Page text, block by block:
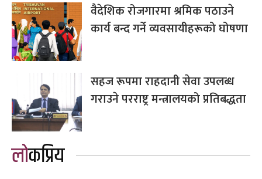
वैदेशिक रोजगारमा श्रमिक पठाउने
कार्य बन्द गर्ने व्यवसायीहरूको घोषणा
सहज रूपमा राहदानी सेवा उपलब्ध
गराउने परराष्ट्र मन्त्रालयको प्रतिबद्धता
लोकप्रिय